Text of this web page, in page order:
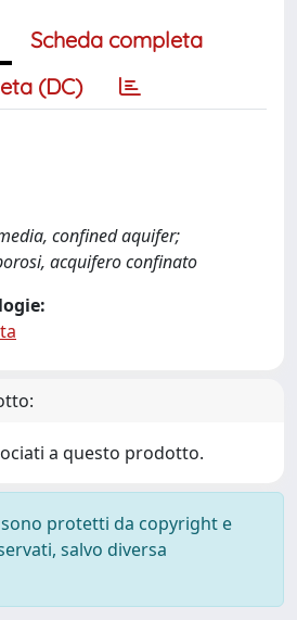
Scheda completa
(DC)
confined aquifer;
acquifero confinato
a questo prodotto.
protetti da copyright e
salvo diversa